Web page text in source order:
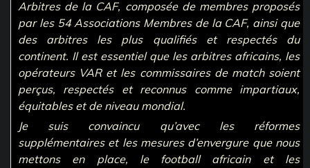
Arbitres de la CAF, composée de membres proposés
par les 54 Associations Membres de la CAF, ainsi que
des arbitres les plus qualifiés et respectés du
continent. Il est essentiel que les arbitres africains, les
opérateurs VAR et les commissaires de match soient
perçus, respectés et reconnus comme impartiaux,
équitables et de niveau mondial.
Je suis convaincu qu’avec les réformes
supplémentaires et les mesures d’envergure que nous
mettons en place, le football africain et les